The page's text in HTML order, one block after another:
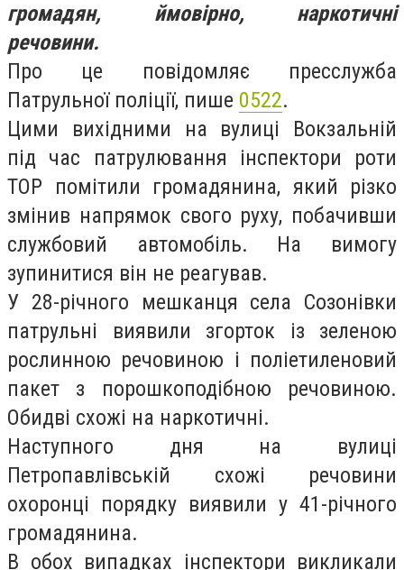
громадян, ймовірно, наркотичні
речовини.
Про це повідомляє пресслужба
Патрульної поліції, пише 0522.
Цими вихідними на вулиці Вокзальній
під час патрулювання інспектори роти
ТОР помітили громадянина, який різко
змінив напрямок свого руху, побачивши
службовий автомобіль. На вимогу
зупинитися він не реагував.
У 28-річного мешканця села Созонівки
патрульні виявили згорток із зеленою
рослинною речовиною і поліетиленовий
пакет з порошкоподібною речовиною.
Обидві схожі на наркотичні.
Наступного дня на вулиці
Петропавлівській схожі речовини
охоронці порядку виявили у 41-річного
громадянина.
В обох випадках інспектори викликали